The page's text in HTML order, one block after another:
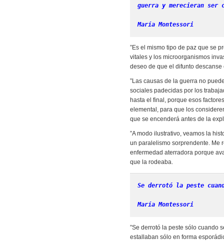
guerra y merecieran ser
María Montessori
”Es el mismo tipo de paz que se
vitales y los microorganismos
deseo de que el difunto descanse
”Las causas de la guerra no
sociales padecidas por los
hasta el final, porque esos
elemental, para que los
que se encenderá antes de la
”A modo ilustrativo, veamos la
un paralelismo sorprendente. Me
enfermedad aterradora porque
que la rodeaba.
Se derrotó la peste
María Montessori
”Se derrotó la peste sólo cuando
estallaban sólo en forma